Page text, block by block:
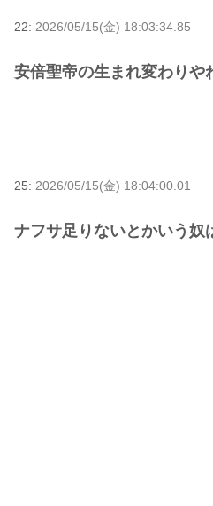
22: 2026/05/15(金) 18:03:34.85
安倍聖帝の生まれ変わりや
25: 2026/05/15(金) 18:04:00.01
ナフサ足りないとかいう奴